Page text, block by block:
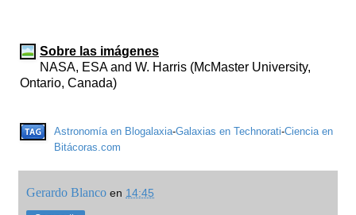
Sobre las imágenes
NASA, ESA and W. Harris (McMaster University,
Ontario, Canada)
Astronomía en Blogalaxia-Galaxias en Technorati-Ciencia en
Bitácoras.com
Gerardo Blanco en 14:45